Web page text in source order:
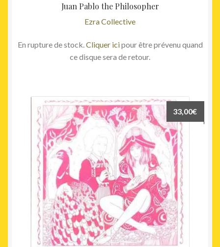
Juan Pablo the Philosopher
Ezra Collective
En rupture de stock.Cliquer icipour être prévenu quand
ce disque sera de retour.
33,00€